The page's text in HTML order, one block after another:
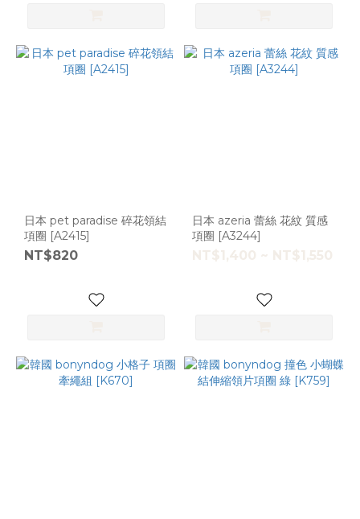
日本 pet paradise 碎花領結
項圈 [A2415]
NT$820
日本 azeria 蕾絲 花紋 質感
項圈 [A3244]
NT$1,400 ~ NT$1,550